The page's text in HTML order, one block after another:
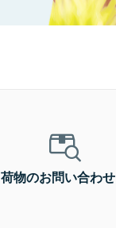
荷物のお問い合わせ